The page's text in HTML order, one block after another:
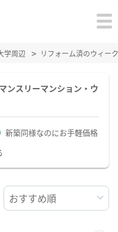
学周辺 リフォーム済のウィー
ンスリーマンション・ウ
新築同様なのにお手軽価格